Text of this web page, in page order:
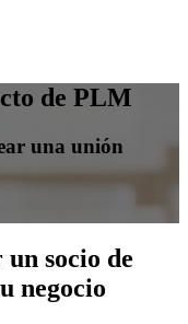
de PLM
una unión
socio de
negocio